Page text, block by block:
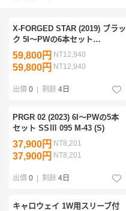
X-FORGED STAR (2019) ブラッ
ク 5I～PWの6本セット
N.S.PRO MODUS3 TOUR105
(S)
59,800円 NT12,940
59,800円 NT12,940
出價 0 | 剩餘 4日
PRGR 02 (2023) 6I～PWの5本
セット SSⅢ 095 M-43 (S)
37,900円 NT8,201
37,900円 NT8,201
出價 0 | 剩餘 4日
キャロウェイ 1W用スリーブ付